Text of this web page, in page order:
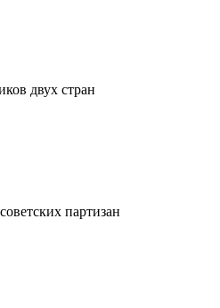
двух стран
партизан